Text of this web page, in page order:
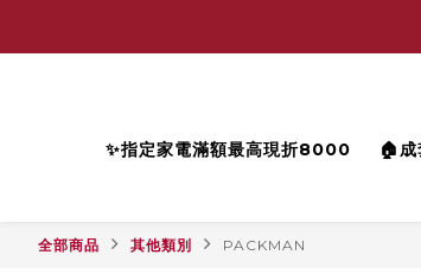
✨指定家電滿額最高現折8000 🏠
全部商品 其他類別 PACKMAN